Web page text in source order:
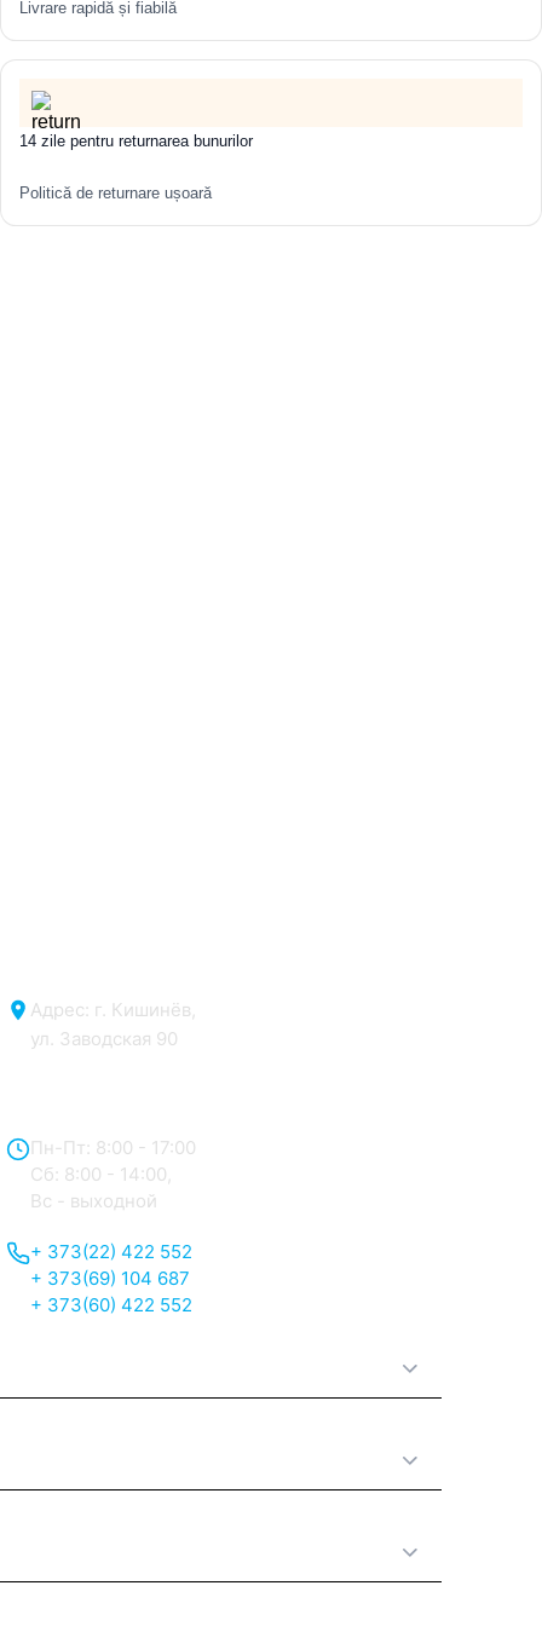
Livrare rapidă și fiabilă
14 zile pentru returnarea bunurilor
Politică de returnare ușoară
Адрес: г. Кишинёв,
ул. Заводская 90
Пн-Пт: 8:00 - 17:00
Сб: 8:00 - 14:00,
Вс - выходной
+ 373(22) 422 552
+ 373(69) 104 687
+ 373(60) 422 552